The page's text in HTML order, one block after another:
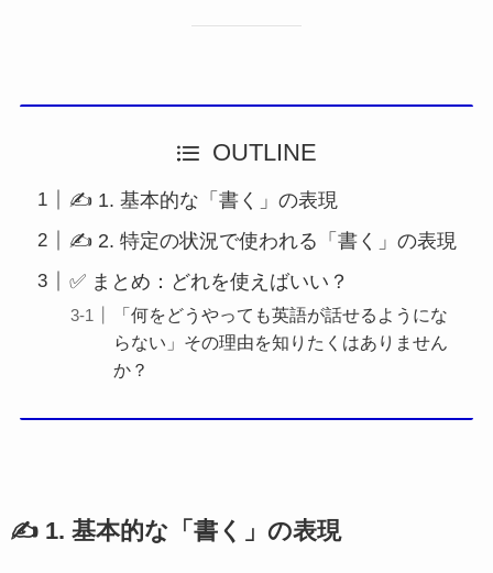
OUTLINE
✍️ 1. 基本的な「書く」の表現
✍️ 2. 特定の状況で使われる「書く」の表現
✅ まとめ：どれを使えばいい？
「何をどうやっても英語が話せるようにな
らない」その理由を知りたくはありません
か？
✍️ 1. 基本的な「書く」の表現